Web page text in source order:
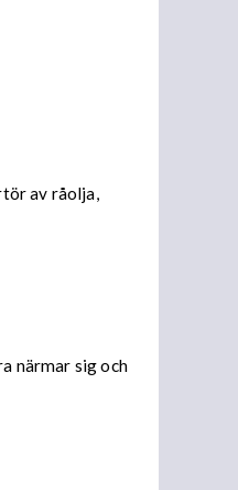
av råolja,
närmar sig och